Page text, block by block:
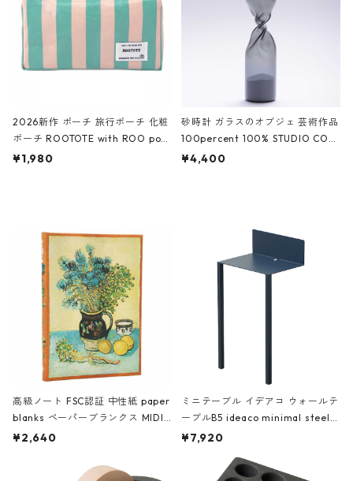
2026新作 ポーチ 旅行ポーチ 化粧
ポーチ ROOTOTE with ROO pou
ch 3532 ルートート WR.ポーチ.ラ
¥1,980
砂時計 ガラスのオブジェ 芸術作品
100percent 100% STUDIO COH
AKU Timeless 100パーセント ス
¥4,400
高級ノート FSC認証 中性紙 paper
blanks ペーパーブランクス MIDI
ハードカバー 罫線 ヴァン・ゴッホ
¥2,640
ミニテーブル イデアコ ウォールテ
ーブルB5 ideaco minimal steel f
urniture WALL Table B5 ネイビー
¥7,920